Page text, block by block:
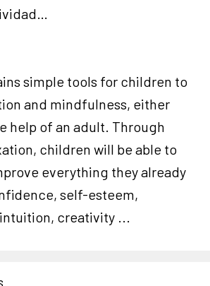
simple tools for children to
and mindfulness, either
help of an adult. Through
children will be able to
everything they already
self-esteem,
creativity ...